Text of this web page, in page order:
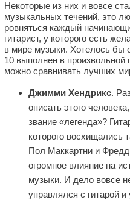
Некоторые из них и вовсе
музыкальных течений, это
ровняться каждый
гитарист, у которого есть
в мире музыки. Хотелось бы
10 выполнен в произвольной
можно сравнивать лучших
Джимми Хендрикс.
описать этого
звание «легенда»?
которого восхищались
Пол Маккартни и
огромное влияние на
музыки. И дело вовсе
управлялся с гитарой